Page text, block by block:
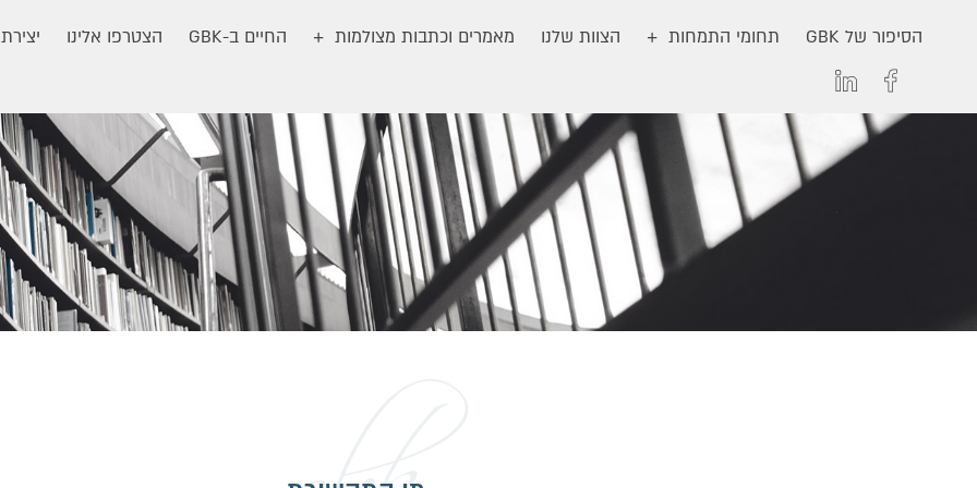
הסיפור של GBK תחומי התמחות הצוות שלנו מאמרים וכתבות מצולמות החיים ב-GBK הצטרפו אלינו